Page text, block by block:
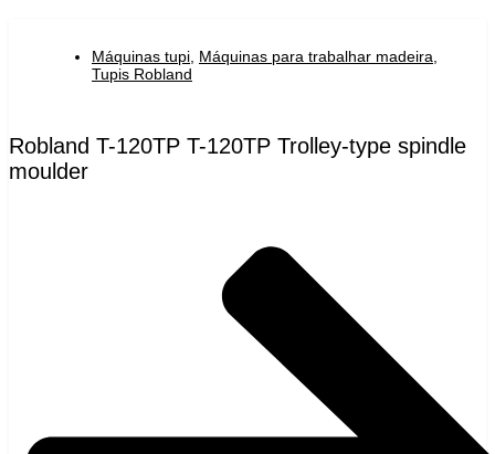
Máquinas tupi Máquinas para trabalhar madeira
Tupis Robland
Robland T-120TP T-120TP Trolley-type spindle
moulder